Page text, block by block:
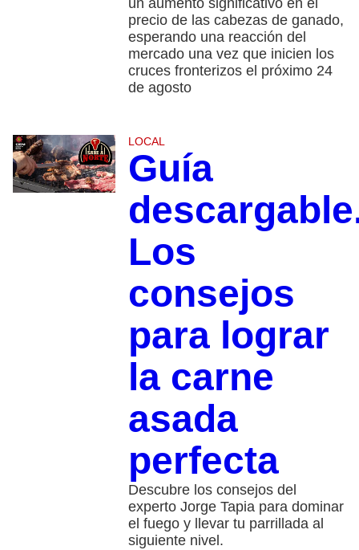
un aumento significativo en el
precio de las cabezas de ganado,
esperando una reacción del
mercado una vez que inicien los
cruces fronterizos el próximo 24
de agosto
LOCAL
Guía
Los
consejos
para lograr
la carne
asada
perfecta
Descubre los consejos del
experto Jorge Tapia para dominar
el fuego y llevar tu parrillada al
siguiente nivel.